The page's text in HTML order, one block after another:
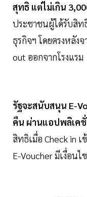
สุทธิ แต่ไม่เกิน
ประชาชนผู้ได้รับสิท
ธุรกิจฯ โดยตรงหลัง
out ออกจากโรงแรม
รัฐจะสนับสนุน E-
คืน ผ่านแอปพลิเคชั่
สิทธิเมื่อ Check in เ
E-Voucher มีเงื่อนไ